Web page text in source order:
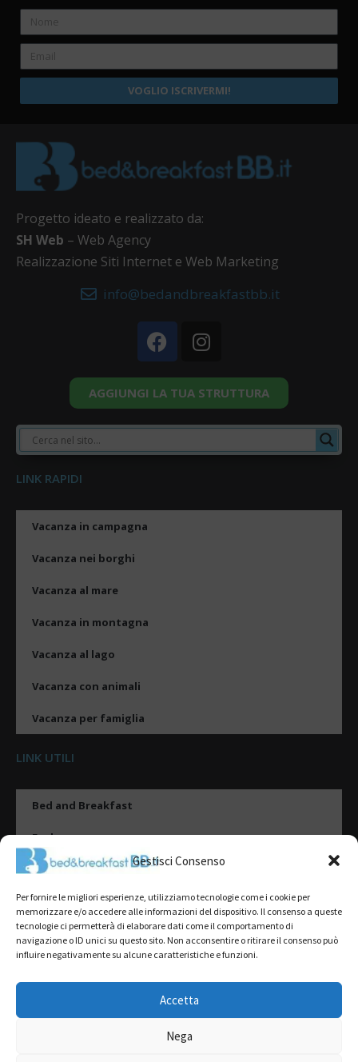
Gestisci Consenso
Per fornire le migliori esperienze, utilizziamo tecnologie come i cookie per
memorizzare e/o accedere alle informazioni del dispositivo. Il consenso a queste
tecnologie ci permetterà di elaborare dati come il comportamento di
navigazione o ID unici su questo sito. Non acconsentire o ritirare il consenso può
influire negativamente su alcune caratteristiche e funzioni.
Accetta
Nega
VOGLIO ISCRIVERMI!
Progetto ideato e realizzato da:
SH Web – Web Agency
Realizzazione Siti Internet e Web Marketing
info@bedandbreakfastbb.it
AGGIUNGI LA TUA STRUTTURA
LINK RAPIDI
Vacanza in campagna
Vacanza nei borghi
Vacanza al mare
Vacanza in montagna
Vacanza al lago
Vacanza con animali
Vacanza per famiglia
LINK UTILI
Bed and Breakfast
Esplora
Tipologie di alloggio
Destinazioni
Il mio account
2022@ All Rights Reserved | Tutti i contenuti ed i diritti sono riservati, è